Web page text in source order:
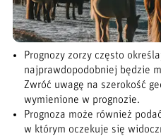
Prognozy zorzy często
najprawdopodobniej będzie
Zwróć uwagę na szerokość
wymienione w prognozie.
Prognoza może również
w którym oczekuje się